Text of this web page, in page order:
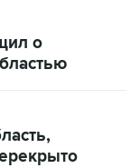
о